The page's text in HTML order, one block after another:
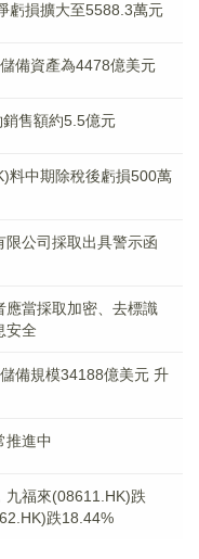
虧損擴大至5588.3萬元
備資產為4478億美元
售額約5.5億元
料中期除稅後虧損500萬
公司採取出具警示函
應當採取加密、去標識
安全
備規模34188億美元 升
推進中
九福來(08611.HK)跌
跌18.44%